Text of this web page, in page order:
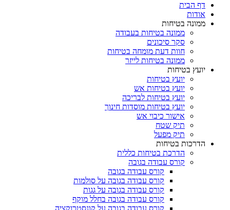
דף הבית
אודות
ממונה בטיחות
ממונה בטיחות בעבודה
סקר סיכונים
חוות דעת מומחה בטיחות
ממונה בטיחות לייזר
יועץ בטיחות
יועץ בטיחות
יועץ בטיחות אש
יועץ בטיחות לבריכה
יועץ בטיחות מוסדות חינוך
אישור כיבוי אש
תיק שטח
תיק מפעל
הדרכות בטיחות
הדרכת בטיחות כללית
קורס עבודה בגובה
קורס עבודה בגובה
קורס עבודה בגובה על סולמות
קורס עבודה בגובה על גגות
קורס עבודה בגובה בחלל מוקף
קורס עבודה בגובה על קונסטרוקציה